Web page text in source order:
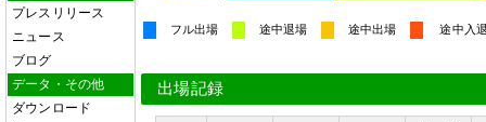
プレスリリース
ニュース
ブログ
データ・その他
ダウンロード
フル出場 途中退場 途中出場 途中入
出場記録